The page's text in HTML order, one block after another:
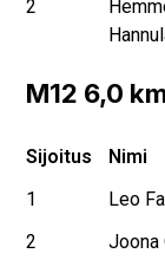
2
M12 6,0
Sijoitus Nimi
1
Leo
2
Joona